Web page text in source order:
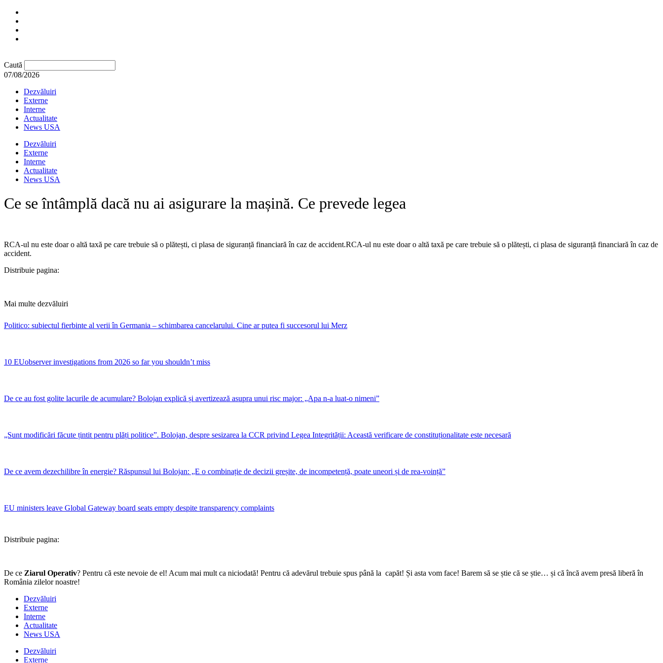
Caută
07/08/2026
Dezvăluiri
Externe
Interne
Actualitate
News USA
Dezvăluiri
Externe
Interne
Actualitate
News USA
Ce se întâmplă dacă nu ai asigurare la mașină. Ce prevede legea
RCA-ul nu este doar o altă taxă pe care trebuie să o plătești, ci plasa de siguranță financiară în caz de accident.​RCA-ul nu este doar o altă taxă pe care trebuie să o plătești, ci plasa de siguranță financiară în caz de
accident.
Distribuie pagina:
Mai multe dezvăluiri
Politico: subiectul fierbinte al verii în Germania – schimbarea cancelarului. Cine ar putea fi succesorul lui Merz
10 EUobserver investigations from 2026 so far you shouldn’t miss
De ce au fost golite lacurile de acumulare? Bolojan explică și avertizează asupra unui risc major: „Apa n-a luat-o nimeni”
„Sunt modificări făcute țintit pentru plăți politice”. Bolojan, despre sesizarea la CCR privind Legea Integrității: Această verificare de constituționalitate este necesară
De ce avem dezechilibre în energie? Răspunsul lui Bolojan: „E o combinație de decizii greșite, de incompetență, poate uneori și de rea-voință”
EU ministers leave Global Gateway board seats empty despite transparency complaints
Distribuie pagina:
De ce Ziarul Operativ? Pentru că este nevoie de el! Acum mai mult ca niciodată! Pentru că adevărul trebuie spus până la capăt! Și asta vom face! Barem să se știe că se știe… și că încă avem presă liberă în
România zilelor noastre!
Dezvăluiri
Externe
Interne
Actualitate
News USA
Dezvăluiri
Externe